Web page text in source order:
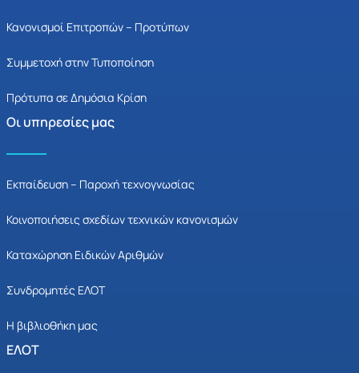
Κανονισμοί Επιτροπών – Προτύπων
Συμμετοχή στην Τυποποίηση
Πρότυπα σε Δημόσια Κρίση
Οι υπηρεσίες μας
Εκπαίδευση – Παροχή τεχνογνωσίας
Κοινοποιήσεις σχεδίων τεχνικών κανονισμών
Καταχώρηση Ειδικών Αριθμών
Συνδρομητές ΕΛΟΤ
Η βιβλιοθήκη μας
ΕΛΟΤ